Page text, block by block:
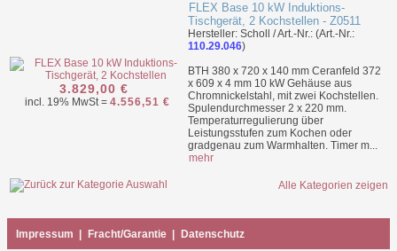
3.829,00 €
incl. 19% MwSt = 4.556,51 €
FLEX Base 10 kW Induktions-
Tischgerät, 2 Kochstellen - Z0511
Hersteller: Scholl / Art.-Nr.: (Art.-Nr.:
110.29.046)
BTH 380 x 720 x 140 mm Ceranfeld 372
x 609 x 4 mm 10 kW Gehäuse aus
Chromnickelstahl, mit zwei Kochstellen.
Spulendurchmesser 2 x 220 mm.
Temperaturregulierung über
Leistungsstufen zum Kochen oder
gradgenau zum Warmhalten. Timer m...
mehr
Alle Kategorien zeigen
Impressum Fracht/Garantie Datenschutz